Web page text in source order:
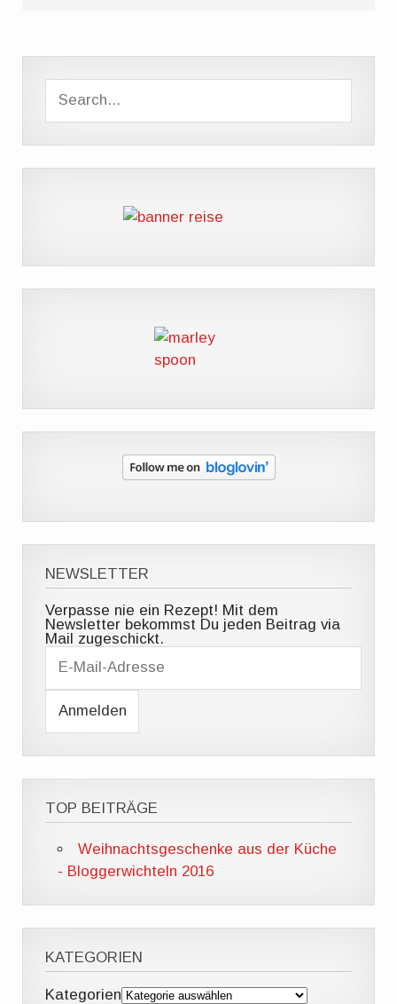
NEWSLETTER
Verpasse nie ein Rezept! Mit dem
Newsletter bekommst Du jeden Beitrag via
Mail zugeschickt.
E
a
-
A
r
s
s
TOP BEITRÄGE
Weihnachtsgeschenke aus der Küche
- Bloggerwichteln 2016
KATEGORIEN
Kategorien